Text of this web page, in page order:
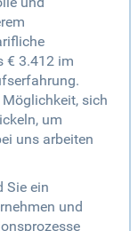
€ 3.412 im
sich
um
uns arbeiten
Sie ein
und